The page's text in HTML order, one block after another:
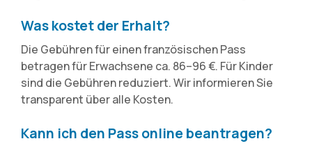
Was kostet der Erhalt?
Die Gebühren für einen französischen Pass
betragen für Erwachsene ca. 86–96 €. Für Kinder
sind die Gebühren reduziert. Wir informieren Sie
transparent über alle Kosten.
Kann ich den Pass online beantragen?